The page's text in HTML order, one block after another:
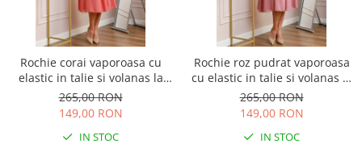
Rochie corai vaporoasa cu
elastic in talie si volanas la
decolteu Allegra
265,00 RON
149,00 RON
IN STOC
Rochie roz pudrat vaporoasa
cu elastic in talie si volanas la
decolteu Allegra
265,00 RON
149,00 RON
IN STOC